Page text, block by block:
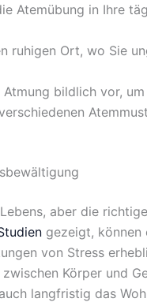
Atemübung in Ihre
ruhigen Ort, wo Sie
Atmung bildlich vor,
aber die
gezeigt, können
von Stress
Körper und
langfristig das